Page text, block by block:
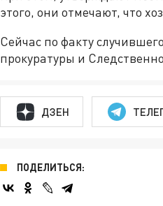
этого, они отмечают, что
Сейчас по факту
прокуратуры и
ДЗЕН
ПОДЕЛИТЬСЯ: